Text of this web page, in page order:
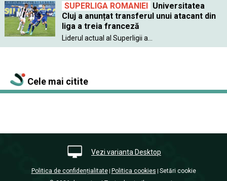
SUPERLIGA ROMANIEI Universitatea
Cluj a anunțat transferul unui atacant din
liga a treia franceză
Liderul actual al Superligii a...
Cele mai citite
Vezi varianta Desktop
Politica de confidențialitate| Politica cookies Setări cookie